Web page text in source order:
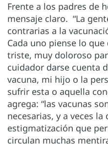
Frente a los padres de
mensaje claro. “La
contrarias a la
Cada uno piense lo
triste, muy doloroso
cuidador darse cuenta
vacuna, mi hijo o la
sufrir esta o aquella
agrega: “las vacunas
necesarias, y a veces
estigmatización que
circulan muchas